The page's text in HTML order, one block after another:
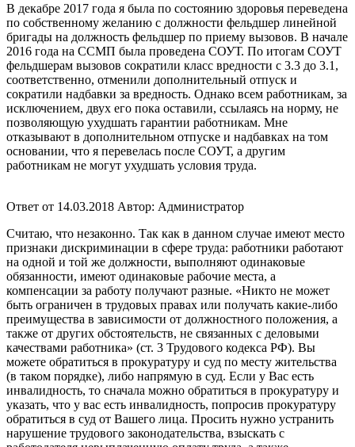
В декабре 2017 года я была по состоянию здоровья переведена
по собственному желанию с должности фельдшер линейной
бригады на должность фельдшер по приему вызовов. В начале
2016 года на ССМП была проведена СОУТ. По итогам СОУТ
фельдшерам вызовов сократили класс вредности с 3.3 до 3.1,
соответственно, отменили дополнительный отпуск и
сократили надбавки за вредность. Однако всем работникам, за
исключением, двух его пока оставили, ссылаясь на норму, не
позволяющую ухудшать гарантии работникам. Мне
отказывают в дополнительном отпуске и надбавках на том
основании, что я перевелась после СОУТ, а другим
работникам не могут ухудшать условия труда.
Ответ от 14.03.2018 Автор: Администратор
Считаю, что незаконно. Так как в данном случае имеют место
признаки дискриминации в сфере труда: работники работают
на одной и той же должности, выполняют одинаковые
обязанности, имеют одинаковые рабочие места, а
компенсации за работу получают разные. «Никто не может
быть ограничен в трудовых правах или получать какие-либо
преимущества в зависимости от должностного положения, а
также от других обстоятельств, не связанных с деловыми
качествами работника» (ст. 3 Трудового кодекса РФ). Вы
можете обратиться в прокуратуру и суд по месту жительства
(в таком порядке), либо напрямую в суд. Если у Вас есть
инвалидность, то сначала можно обратиться в прокуратуру и
указать, что у вас есть инвалидность, попросив прокуратуру
обратиться в суд от Вашего лица. Просить нужно устранить
нарушение трудового законодательства, взыскать с